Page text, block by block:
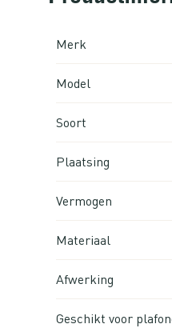
Merk
Model
Soort
Plaatsing
Vermogen
Materiaal
Afwerking
Geschikt voor